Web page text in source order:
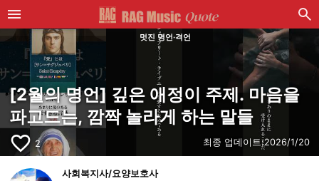
멋진 명언·격언
[2월의 명언] 깊은 애정이 주제. 마음을
파고드는, 깜짝 놀라게 하는 말들
favorite_border 2 최종 업데이트:2026/1/20
사회복지사/요양보호사